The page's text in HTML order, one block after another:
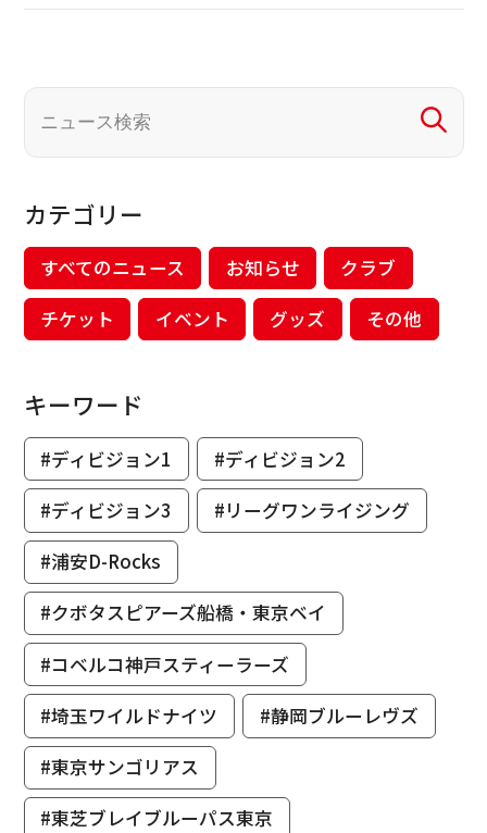
カテゴリー
すべてのニュース お知らせ
クラブ
チケット
イベント グッズ その他
キーワード
#ディビジョン1
#ディビジョン2
#ディビジョン3
#リーグワンライジング
#浦安D-Rocks
#クボタスピアーズ船橋・東京ベイ
#コベルコ神戸スティーラーズ
#埼玉ワイルドナイツ
#静岡ブルーレヴズ
#東京サンゴリアス
#東芝ブレイブルーパス東京